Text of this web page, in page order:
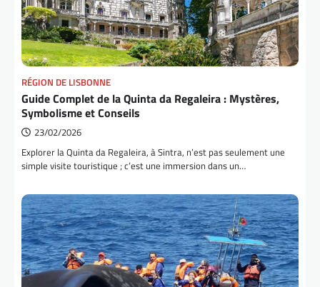
RÉGION DE LISBONNE
Guide Complet de la Quinta da Regaleira : Mystères,
Symbolisme et Conseils
23/02/2026
Explorer la Quinta da Regaleira, à Sintra, n’est pas seulement une
simple visite touristique ; c’est une immersion dans un…